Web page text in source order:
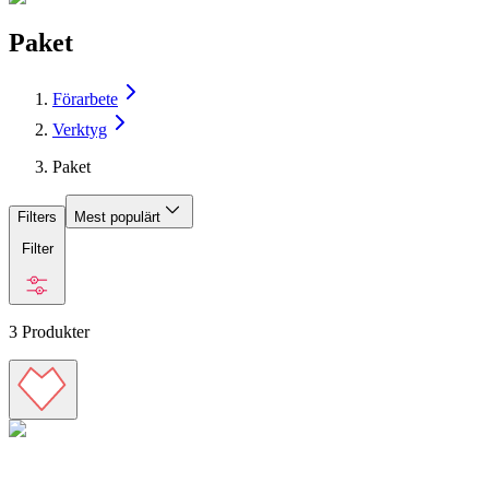
Paket
Förarbete
Verktyg
Paket
Filters
Filter
Mest populärt
3 Produkter